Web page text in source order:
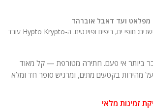
מפלאט ועד דאבל אוברהד
מתאים לכל סוגי הלוקיישנים: חופי ים, ריפים ופוינטים. ה-Hypto Krypto עובד
ביותר אי פעם. חתירה מטורפת — קל מאוד
מהירות בקטעים מתים, ומרגיש סופר חד ומלא
זמינות מלאי